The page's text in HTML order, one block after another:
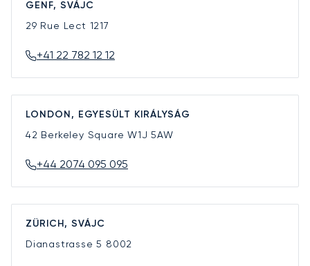
GENF, SVÁJC
29 Rue Lect 1217
+41 22 782 12 12
LONDON, EGYESÜLT KIRÁLYSÁG
42 Berkeley SquareW1J 5AW
+44 2074 095 095
ZÜRICH, SVÁJC
Dianastrasse 5 8002